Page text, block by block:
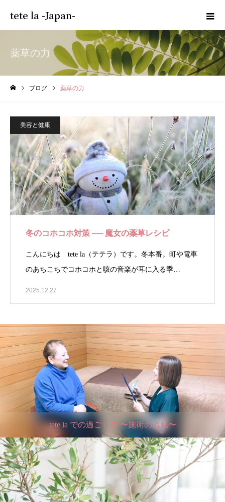
tete la -Japan-
薬草の力
ブログ 薬草の力
美容と健康
冬のコホコホ対策 ── 魔女の薬草レシピ
こんにちは tete la（テテラ）です。冬本番。町や電車
のあちこちでコホコホと咳の音楽が耳に入る季…
2025.12.27
tete la での過ごし方 〜施術の流れ〜